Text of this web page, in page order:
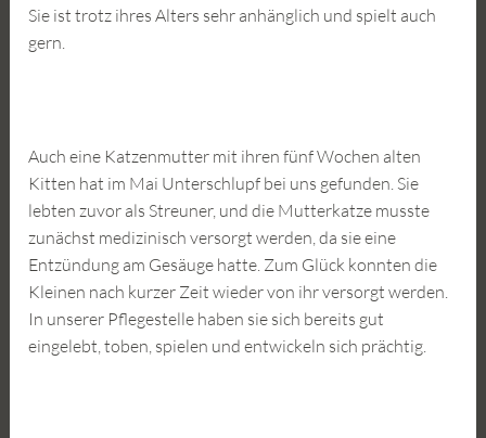
Sie ist trotz ihres Alters sehr anhänglich und spielt auch
gern.
Auch eine Katzenmutter mit ihren fünf Wochen alten
Kitten hat im Mai Unterschlupf bei uns gefunden. Sie
lebten zuvor als Streuner, und die Mutterkatze musste
zunächst medizinisch versorgt werden, da sie eine
Entzündung am Gesäuge hatte. Zum Glück konnten die
Kleinen nach kurzer Zeit wieder von ihr versorgt werden.
In unserer Pflegestelle haben sie sich bereits gut
eingelebt, toben, spielen und entwickeln sich prächtig.